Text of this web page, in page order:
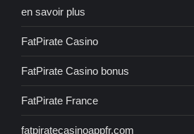
en savoir plus
FatPirate Casino
FatPirate Casino bonus
FatPirate France
fatpiratecasinoappfr.com